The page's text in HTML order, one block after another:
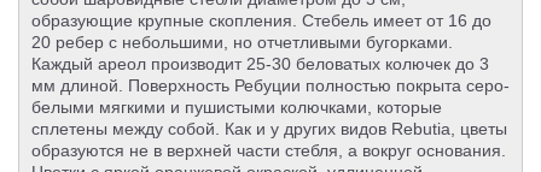
образующие крупные скопления. Стебель имеет от 16 до
20 ребер с небольшими, но отчетливыми бугорками.
Каждый ареол производит 25-30 беловатых колючек до 3
мм длиной. Поверхность Ребуции полностью покрыта серо-
белыми мягкими и пушистыми колючками, которые
сплетены между собой. Как и у других видов Rebutia, цветы
образуются не в верхней части стебля, а вокруг основания.